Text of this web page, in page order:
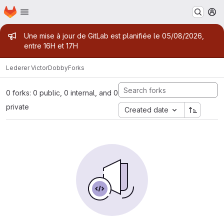
Skip to main content
Homepage
Admin message
Une mise à jour de GitLab est planifiée le 05/08/2026,
entre 16H et 17H
Lederer VictorDobbyForks
0 forks: 0 public, 0 internal, and 0
private
Created date